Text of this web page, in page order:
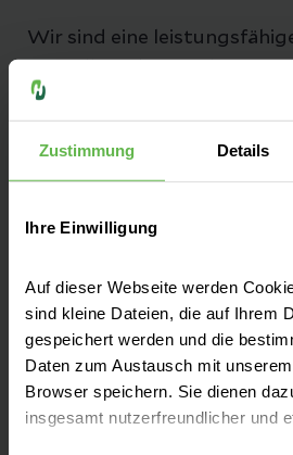
Zustimmung Details
Ihre Einwilligung
Auf dieser Webseite werden
sind kleine Dateien, die auf Ihrem
gespeichert werden und die
Daten zum Austausch mit
Browser speichern. Sie dienen
insgesamt nutzerfreundlicher und
Wir sind eine
akademisches
Medizin in einem
Leistungen finden
Bei uns arbeiten